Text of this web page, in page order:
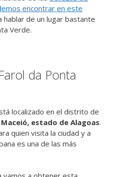
encontrar en este
hablar de un lugar bastante
Verde.
da Ponta
localizado en el distrito de
estado de Alagoas.
quien visita la ciudad y a
es una de las más